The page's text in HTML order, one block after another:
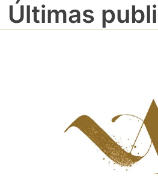
Últimas